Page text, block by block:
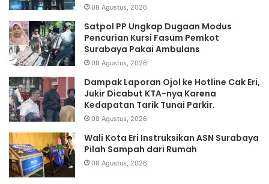
08 Agustus, 2026
Satpol PP Ungkap Dugaan Modus
Pencurian Kursi Fasum Pemkot
Surabaya Pakai Ambulans
08 Agustus, 2026
Dampak Laporan Ojol ke Hotline Cak Eri,
Jukir Dicabut KTA-nya Karena
Kedapatan Tarik Tunai Parkir.
08 Agustus, 2026
Wali Kota Eri Instruksikan ASN Surabaya
Pilah Sampah dari Rumah
08 Agustus, 2026